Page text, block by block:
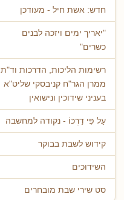
חדש: אשת חיל - מעודכן
"יאריך ימים ויזכה לבנים
כשרים"
רשימות הליכות, הדרכות וד"ת
ממרן הגר"ח קניבסקי שליט"א
בעניני שידוכין ונישואין
עַל פִּי דַרְכּוֹ - נקודה למחשבה
קידוש לשבת בבוקר
השידוכים
סט שירי שבת מובחרים